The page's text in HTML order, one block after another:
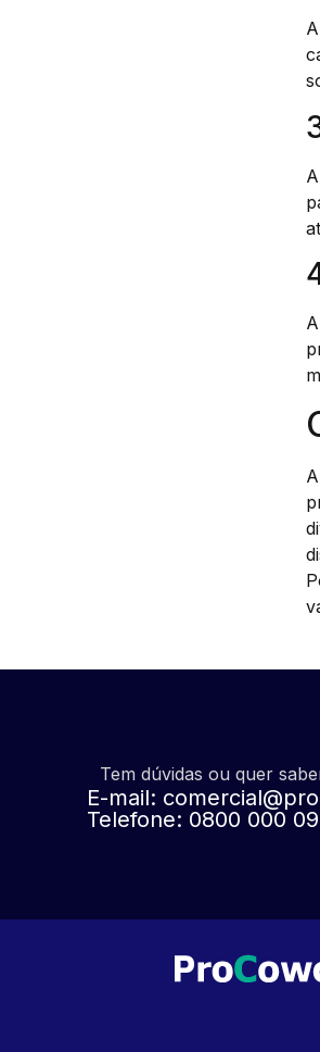
Tem dúvidas ou quer
E-mail:
Telefone: 0800 000